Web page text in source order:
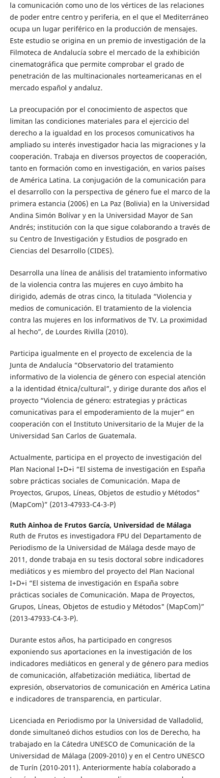
la comunicación como uno de los vértices de las relaciones
de poder entre centro y periferia, en el que el Mediterráneo
ocupa un lugar periférico en la producción de mensajes.
Este estudio se origina en un premio de investigación de la
Filmoteca de Andalucía sobre el mercado de la exhibición
cinematográfica que permite comprobar el grado de
penetración de las multinacionales norteamericanas en el
mercado español y andaluz.
La preocupación por el conocimiento de aspectos que
limitan las condiciones materiales para el ejercicio del
derecho a la igualdad en los procesos comunicativos ha
ampliado su interés investigador hacia las migraciones y la
cooperación. Trabaja en diversos proyectos de cooperación,
tanto en formación como en investigación, en varios países
de América Latina. La conjugación de la comunicación para
el desarrollo con la perspectiva de género fue el marco de la
primera estancia (2006) en La Paz (Bolivia) en la Universidad
Andina Simón Bolívar y en la Universidad Mayor de San
Andrés; institución con la que sigue colaborando a través de
su Centro de Investigación y Estudios de posgrado en
Ciencias del Desarrollo (CIDES).
Desarrolla una línea de análisis del tratamiento informativo
de la violencia contra las mujeres en cuyo ámbito ha
dirigido, además de otras cinco, la titulada “Violencia y
medios de comunicación. El tratamiento de la violencia
contra las mujeres en los informativos de TV. La proximidad
al hecho”, de Lourdes Rivilla (2010).
Participa igualmente en el proyecto de excelencia de la
Junta de Andalucía “Observatorio del tratamiento
informativo de la violencia de género con especial atención
a la identidad étnica/cultural”, y dirige durante dos años el
proyecto “Violencia de género: estrategias y prácticas
comunicativas para el empoderamiento de la mujer” en
cooperación con el Instituto Universitario de la Mujer de la
Universidad San Carlos de Guatemala.
Actualmente, participa en el proyecto de investigación del
Plan Nacional I+D+i “El sistema de investigación en España
sobre prácticas sociales de Comunicación. Mapa de
Proyectos, Grupos, Líneas, Objetos de estudio y Métodos"
(MapCom)” (2013-47933-C4-3-P)
Ruth Ainhoa de Frutos García, Universidad de Málaga
Ruth de Frutos es investigadora FPU del Departamento de
Periodismo de la Universidad de Málaga desde mayo de
2011, donde trabaja en su tesis doctoral sobre indicadores
mediáticos y es miembro del proyecto del Plan Nacional
I+D+i “El sistema de investigación en España sobre
prácticas sociales de Comunicación. Mapa de Proyectos,
Grupos, Líneas, Objetos de estudio y Métodos" (MapCom)”
(2013-47933-C4-3-P).
Durante estos años, ha participado en congresos
exponiendo sus aportaciones en la investigación de los
indicadores mediáticos en general y de género para medios
de comunicación, alfabetización mediática, libertad de
expresión, observatorios de comunicación en América Latina
e indicadores de transparencia, en particular.
Licenciada en Periodismo por la Universidad de Valladolid,
donde simultaneó dichos estudios con los de Derecho, ha
trabajado en la Cátedra UNESCO de Comunicación de la
Universidad de Málaga (2009-2010) y en el Centro UNESCO
de Turín (2010-2011). Anteriormente había colaborado a